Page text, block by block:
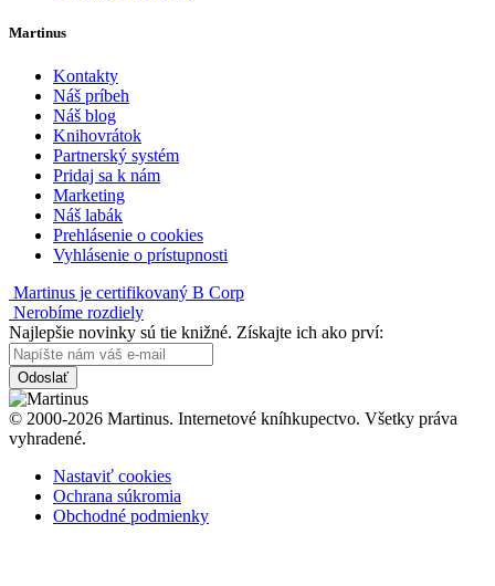
Martinus
Kontakty
Náš príbeh
Náš blog
Knihovrátok
Partnerský systém
Pridaj sa k nám
Marketing
Náš labák
Prehlásenie o cookies
Vyhlásenie o prístupnosti
Martinus je certifikovaný B Corp
Nerobíme rozdiely
Najlepšie novinky sú tie knižné. Získajte ich ako prví:
Odoslať
© 2000-2026 Martinus. Internetové kníhkupectvo. Všetky práva
vyhradené.
Nastaviť cookies
Ochrana súkromia
Obchodné podmienky